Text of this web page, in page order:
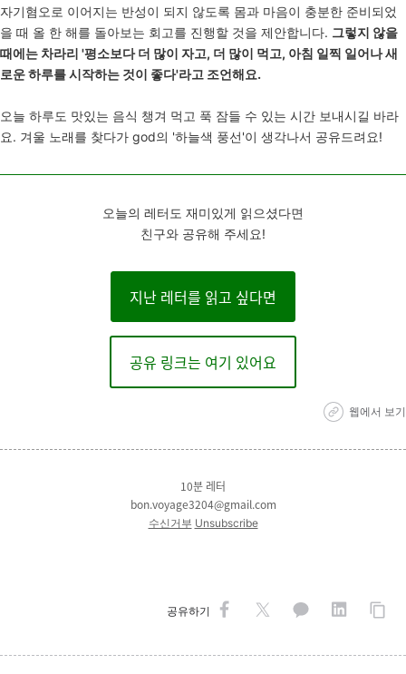
자기혐오로 이어지는 반성이 되지 않도록 몸과 마음이 충분한 준비되었
을 때 올 한 해를 돌아보는 회고를 진행할 것을 제안합니다. 그렇지 않을
때에는 차라리 '평소보다 더 많이 자고, 더 많이 먹고, 아침 일찍 일어나 새
로운 하루를 시작하는 것이 좋다'라고 조언해요.
오늘 하루도 맛있는 음식 챙겨 먹고 푹 잠들 수 있는 시간 보내시길 바라
요. 겨울 노래를 찾다가 god의 '하늘색 풍선'이 생각나서 공유드려요!
오늘의 레터도 재미있게 읽으셨다면
친구와 공유해 주세요!
지난 레터를 읽고 싶다면
공유 링크는 여기 있어요
웹에서 보기
10분 레터
bon.voyage3204@gmail.com
수신거부 Unsubscribe
공유하기